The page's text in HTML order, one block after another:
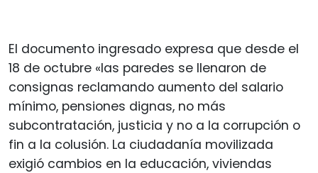
El documento ingresado expresa que desde el
18 de octubre «las paredes se llenaron de
consignas reclamando aumento del salario
mínimo, pensiones dignas, no más
subcontratación, justicia y no a la corrupción o
fin a la colusión. La ciudadanía movilizada
exigió cambios en la educación, viviendas